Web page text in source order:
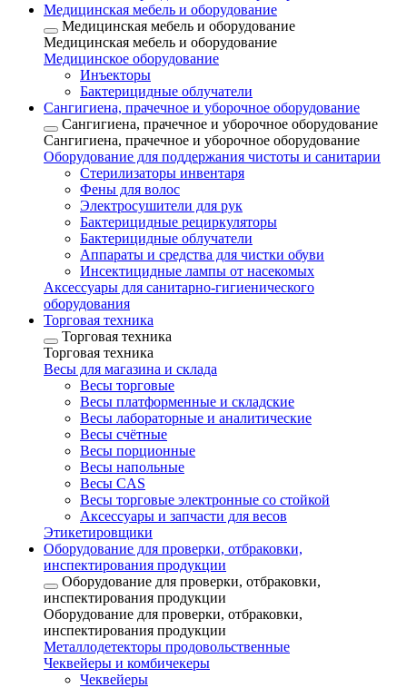
Медицинская мебель и оборудование
Медицинская мебель и оборудование
Медицинская мебель и оборудование
Медицинское оборудование
Инъекторы
Бактерицидные облучатели
Сангигиена, прачечное и уборочное оборудование
Сангигиена, прачечное и уборочное оборудование
Сангигиена, прачечное и уборочное оборудование
Оборудование для поддержания чистоты и санитарии
Стерилизаторы инвентаря
Фены для волос
Электросушители для рук
Бактерицидные рециркуляторы
Бактерицидные облучатели
Аппараты и средства для чистки обуви
Инсектицидные лампы от насекомых
Аксессуары для санитарно-гигиенического
оборудования
Торговая техника
Торговая техника
Торговая техника
Весы для магазина и склада
Весы торговые
Весы платформенные и складские
Весы лабораторные и аналитические
Весы счётные
Весы порционные
Весы напольные
Весы CAS
Весы торговые электронные со стойкой
Аксессуары и запчасти для весов
Этикетировщики
Оборудование для проверки, отбраковки,
инспектирования продукции
Оборудование для проверки, отбраковки,
инспектирования продукции
Оборудование для проверки, отбраковки,
инспектирования продукции
Металлодетекторы продовольственные
Чеквейеры и комбичекеры
Чеквейеры